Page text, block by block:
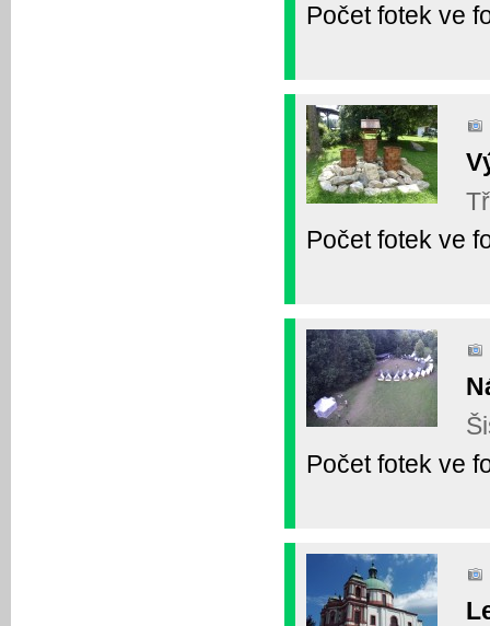
Počet fotek ve
Počet fotek ve
Počet fotek ve